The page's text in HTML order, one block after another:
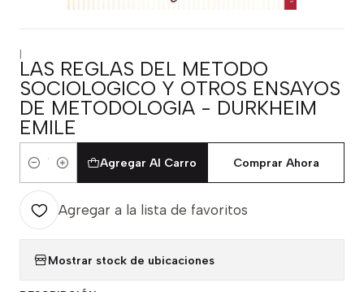
|
LAS REGLAS DEL METODO
SOCIOLOGICO Y OTROS ENSAYOS
DE METODOLOGIA - DURKHEIM
EMILE
Cantidad
Agregar Al Carro Comprar Ahora
Agregar a la lista de favoritos
Mostrar stock de ubicaciones